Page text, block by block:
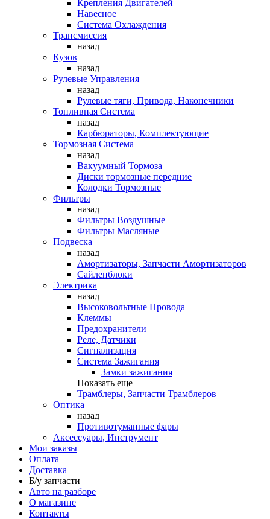
Крепления Двигателей
Навесное
Система Охлаждения
Трансмиссия
назад
Кузов
назад
Рулевые Управления
назад
Рулевые тяги, Привода, Наконечники
Топливная Система
назад
Карбюраторы, Комплектующие
Тормозная Система
назад
Вакуумный Тормоза
Диски тормозные передние
Колодки Тормозные
Фильтры
назад
Фильтры Воздушные
Фильтры Масляные
Подвеска
назад
Амортизаторы, Запчасти Амортизаторов
Сайленблоки
Электрика
назад
Высоковольтные Провода
Клеммы
Предохранители
Реле, Датчики
Сигнализация
Система Зажигания
Замки зажигания
Показать еще
Трамблеры, Запчасти Трамблеров
Оптика
назад
Противотуманные фары
Аксессуары, Инструмент
Мои заказы
Оплата
Доставка
Б/у запчасти
Авто на разборе
О магазине
Контакты